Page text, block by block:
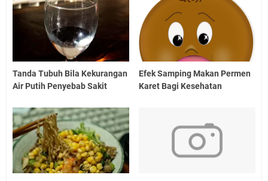
Tanda Tubuh Bila Kekurangan
Air Putih Penyebab Sakit
Efek Samping Makan Permen
Karet Bagi Kesehatan